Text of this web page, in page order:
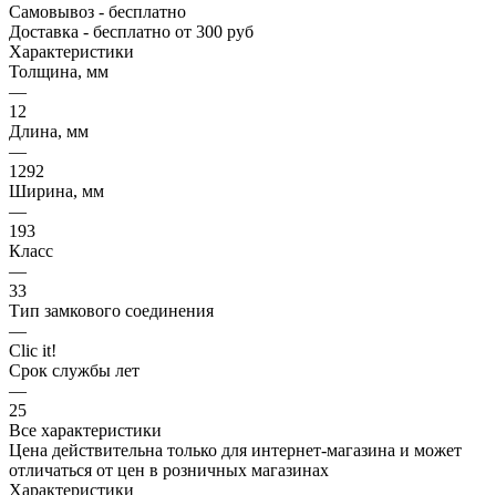
Самовывоз - бесплатно
Доставка - бесплатно от 300 руб
Характеристики
Толщина, мм
—
12
Длина, мм
—
1292
Ширина, мм
—
193
Класс
—
33
Тип замкового соединения
—
Clic it!
Срок службы лет
—
25
Все характеристики
Цена действительна только для интернет-магазина и может
отличаться от цен в розничных магазинах
Характеристики